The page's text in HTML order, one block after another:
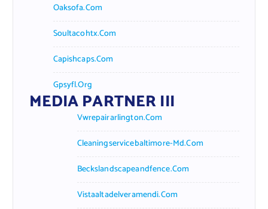
Oaksofa.com
Soultacohtx.com
Capishcaps.com
Gpsyfl.org
MEDIA PARTNER III
Vwrepairarlington.com
Cleaningservicebaltimore-Md.com
Beckslandscapeandfence.com
Vistaaltadelveramendi.com